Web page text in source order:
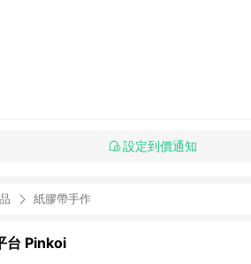
設定到價通知
紙膠帶手作
台 Pinkoi